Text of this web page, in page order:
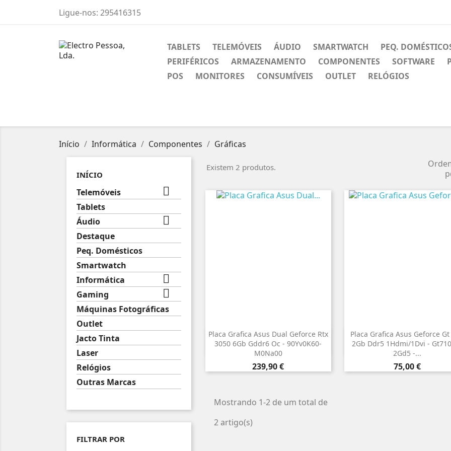
Ligue-nos: 295416315
TABLETS TELEMÓVEIS ÁUDIO SMARTWATCH PEQ.
PERIFÉRICOS
ARMAZENAMENTO COMPONENTES SOFTWARE
POS
MONITORES CONSUMÍVEIS OUTLET RELÓGIOS
Início Informática Componentes Gráficas
INÍCIO
Telemóveis 
Tablets
Áudio

Destaque
Peq. Domésticos
Smartwatch
Informática

Gaming 
Máquinas Fotográficas
Outlet
Jacto Tinta
Laser
Relógios
Outras Marcas
FILTRAR POR
Existem 2 produtos.
Placa Grafica Asus Dual Geforce Rtx
3050 6Gb Gddr6 Oc - 90Yv0K60-
M0Na00
Preço
239,90 €
 Vista rápida
Placa Grafica Asus Geforce
2Gb Ddr5 1Hdmi/1Dvi -
2Gd5 -...
Preço
75,00 €
 Vista rápida
Mostrando 1-2 de um total de
2 artigo(s)